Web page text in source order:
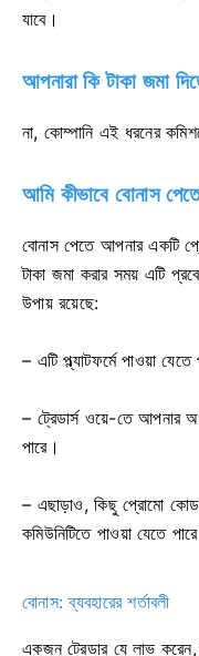
যাবে।
আপনারা কি টাকা জমা
না, কোম্পানি এই ধরনের
আমি কীভাবে বোনাস
বোনাস পেতে আপনার একটি
টাকা জমা করার সময় এটি
উপায় রয়েছে:
– এটি প্ল্যাটফর্মে পাওয়া
– ট্রেডার্স ওয়ে-তে আপনার
পারে।
– এছাড়াও, কিছু প্রোমো কোড
কমিউনিটিতে পাওয়া যেতে
বোনাস: ব্যবহারের শর্তাবলী
একজন ট্রেডার যে লাভ